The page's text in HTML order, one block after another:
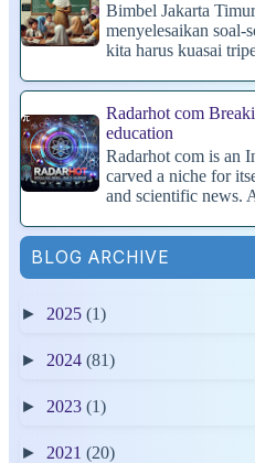
Bimbel Jakarta
menyelesaikan soal-
kita harus kuasai
Radarhot com
education
Radarhot com is an
carved a niche for
and scientific news.
BLOG ARCHIVE
► 2025 (1)
► 2024 (81)
► 2023 (1)
► 2021 (20)